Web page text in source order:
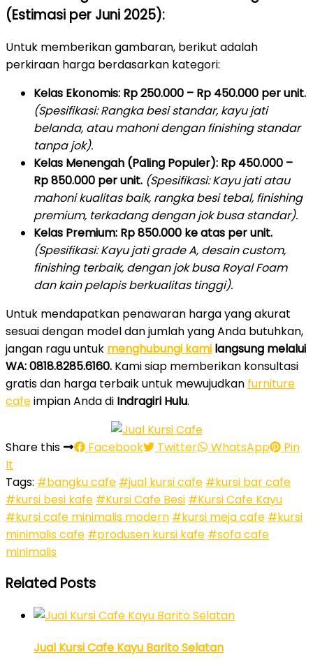
(Estimasi per Juni 2025):
Untuk memberikan gambaran, berikut adalah
perkiraan harga berdasarkan kategori:
Kelas Ekonomis: Rp 250.000 – Rp 450.000 per unit.
(Spesifikasi: Rangka besi standar, kayu jati
belanda, atau mahoni dengan finishing standar
tanpa jok).
Kelas Menengah (Paling Populer): Rp 450.000 –
Rp 850.000 per unit. (Spesifikasi: Kayu jati atau
mahoni kualitas baik, rangka besi tebal, finishing
premium, terkadang dengan jok busa standar).
Kelas Premium: Rp 850.000 ke atas per unit.
(Spesifikasi: Kayu jati grade A, desain custom,
finishing terbaik, dengan jok busa Royal Foam
dan kain pelapis berkualitas tinggi).
Untuk mendapatkan penawaran harga yang akurat
sesuai dengan model dan jumlah yang Anda butuhkan,
jangan ragu untuk menghubungi kami langsung melalui
WA: 0818.8285.6160. Kami siap memberikan konsultasi
gratis dan harga terbaik untuk mewujudkan furniture
cafeimpian Anda di Indragiri Hulu.
Share this Facebook Twitter WhatsApp
Pin
It
Tags: #bangku cafe #jual kursi cafe #kursi bar cafe
#kursi besi kafe #Kursi Cafe Besi #Kursi Cafe Kayu
#kursi cafe minimalis modern #kursi meja cafe #kursi
minimalis cafe #produsen kursi kafe #sofa cafe
minimalis
Related Posts
Jual Kursi Cafe Kayu Barito Selatan